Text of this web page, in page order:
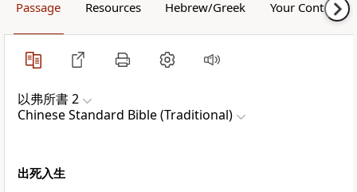
Passage Resources Hebrew/Greek Your Content
以弗所書 2
Chinese Standard Bible (Traditional)
出死入生